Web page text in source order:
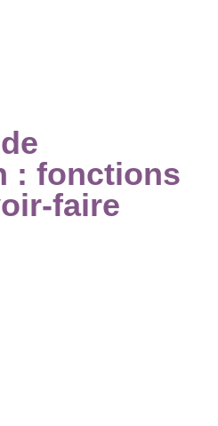
: fonctions
faire